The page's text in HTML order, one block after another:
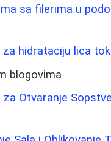
sa filerima u
hidrataciju lica
blogovima
Otvaranje